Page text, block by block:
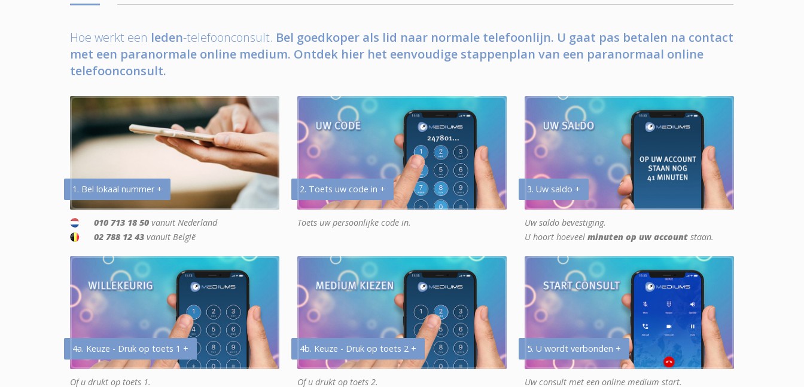
Hoe werkt een leden-telefoonconsult. Bel goedkoper als lid naar normale telefoonlijn. U gaat pas betalen na contact
met een paranormale online medium. Ontdek hier het eenvoudige stappenplan van een paranormaal online
telefoonconsult.
1. Bel lokaal nummer +
010 713 18 50 vanuit Nederland
02 788 12 43 vanuit België
2. Toets uw code in +
Toets uw persoonlijke code in.
3. Uw saldo +
Uw saldo bevestiging.
U hoort hoeveel minuten op uw account staan.
4a. Keuze - Druk op toets 1 +
Of u drukt op toets 1.
4b. Keuze - Druk op toets 2 +
Of u drukt op toets 2.
5. U wordt verbonden +
Uw consult met een online medium start.